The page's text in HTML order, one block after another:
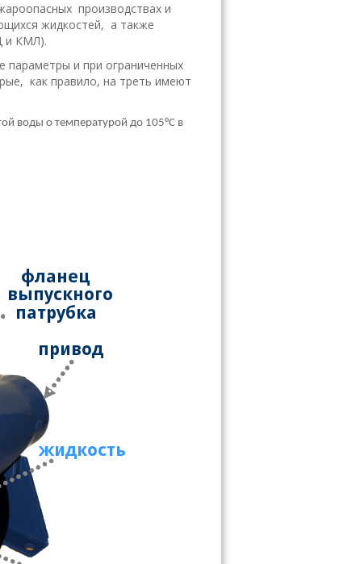
производствах и
жидкостей, а также
и КМЛ).
и при ограниченных
как правило, на треть имеют
воды о температурой до 105°С в